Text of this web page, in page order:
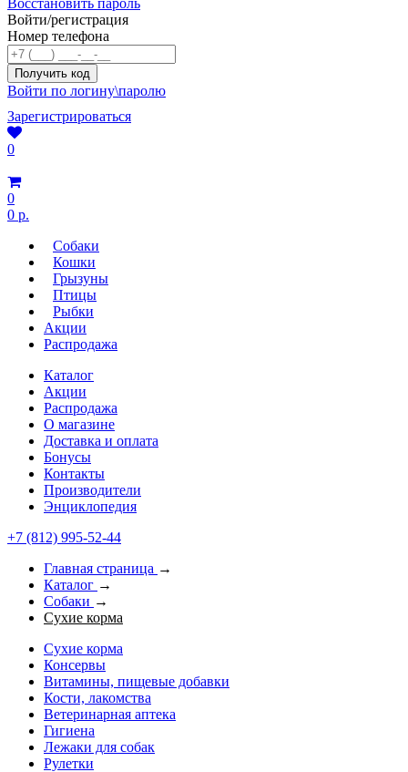
Восстановить пароль
Войти/регистрация
Номер телефона
Войти по логину\паролю
Зарегистрироваться
0
0
0 р.
Собаки
Кошки
Грызуны
Птицы
Рыбки
Акции
Распродажа
Каталог
Акции
Распродажа
О магазине
Доставка и оплата
Бонусы
Контакты
Производители
Энциклопедия
+7 (812) 995-52-44
Главная страница →
Каталог →
Собаки →
Сухие корма
Сухие корма
Консервы
Витамины, пищевые добавки
Кости, лакомства
Ветеринарная аптека
Гигиена
Лежаки для собак
Рулетки